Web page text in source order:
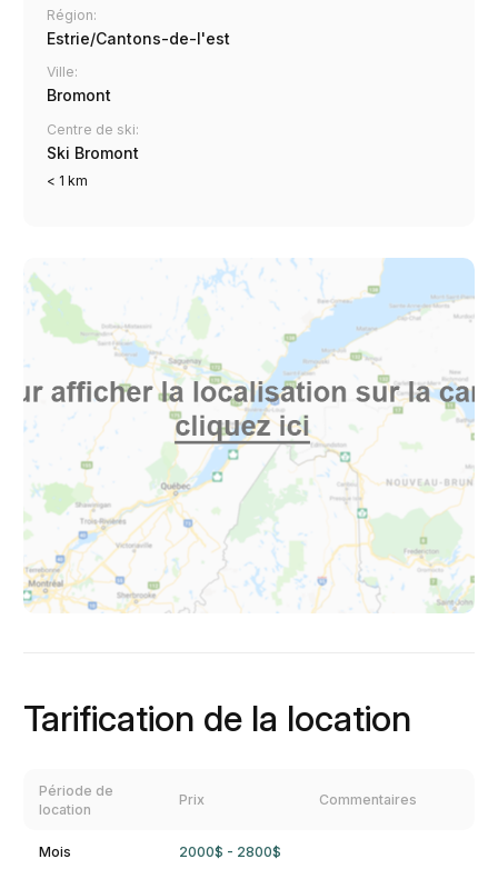
Région:
Estrie/Cantons-de-l'est
Ville:
Bromont
Centre de ski:
Ski Bromont
< 1 km
Tarification de la location
Période de
location
Prix Commentaires
Mois 2000$ - 2800$